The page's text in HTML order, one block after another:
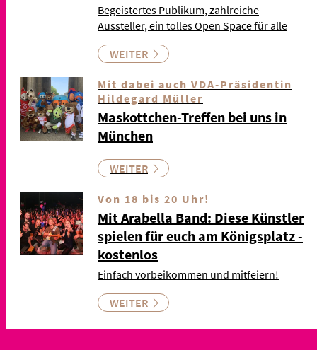
Begeistertes Publikum, zahlreiche
Aussteller, ein tolles Open Space für alle
WEITER
Mit dabei auch VDA-Präsidentin
Hildegard Müller
Maskottchen-Treffen bei uns in
München
WEITER
Von 18 bis 20 Uhr!
Mit Arabella Band: Diese Künstler
spielen für euch am Königsplatz -
kostenlos
Einfach vorbeikommen und mitfeiern!
WEITER